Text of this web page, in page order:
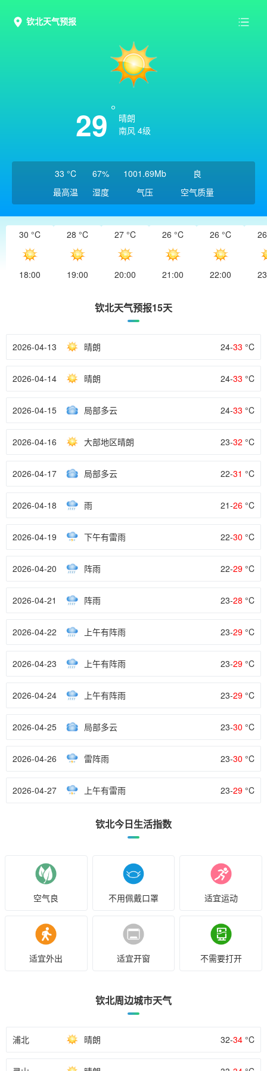
钦北天气预报
29
晴朗
南风 4级
33 °C
最高温
67%
湿度
1001.69Mb
气压
良
空气质量
30 °C
18:00
28 °C
19:00
27 °C
20:00
26 °C
21:00
26 °C
22:00
钦北天气预报15天
2026-04-13 晴朗 24-33 °C
2026-04-14 晴朗 24-33 °C
2026-04-15 局部多云 24-33 °C
2026-04-16 大部地区晴朗 23-32 °C
2026-04-17 局部多云 22-31 °C
2026-04-18 雨 21-26 °C
2026-04-19 下午有雷雨 22-30 °C
2026-04-20 阵雨 22-29 °C
2026-04-21 阵雨 23-28 °C
2026-04-22 上午有阵雨 23-29 °C
2026-04-23 上午有阵雨 23-29 °C
2026-04-24 上午有阵雨 23-29 °C
2026-04-25 局部多云 23-30 °C
2026-04-26 雷阵雨 23-30 °C
2026-04-27 上午有雷雨 23-29 °C
钦北今日生活指数
空气良 不用佩戴口罩 适宜运动
适宜外出 适宜开窗 不需要打开
钦北周边城市天气
浦北 晴朗 32-34 °C